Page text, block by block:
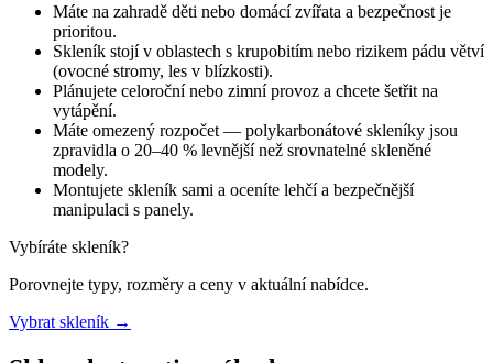
Máte na zahradě děti nebo domácí zvířata a bezpečnost je
prioritou.
Skleník stojí v oblastech s krupobitím nebo rizikem pádu větví
(ovocné stromy, les v blízkosti).
Plánujete celoroční nebo zimní provoz a chcete šetřit na
vytápění.
Máte omezený rozpočet — polykarbonátové skleníky jsou
zpravidla o 20–40 % levnější než srovnatelné skleněné
modely.
Montujete skleník sami a oceníte lehčí a bezpečnější
manipulaci s panely.
Vybíráte skleník?
Porovnejte typy, rozměry a ceny v aktuální nabídce.
Vybrat skleník →